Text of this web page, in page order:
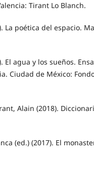
Tirant Lo Blanch.
La poética del espacio.
El agua y los sueños.
Ciudad de México:
Alain (2018).
(ed.) (2017). El